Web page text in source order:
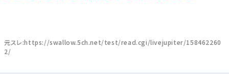
元スレ:https://swallow.5ch.net/test/read.cgi/livejupiter/158462260
2/